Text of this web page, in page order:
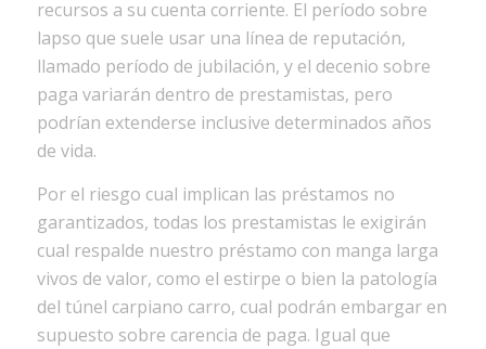
recursos a su cuenta corriente. El período sobre
lapso que suele usar una línea de reputación,
llamado período de jubilación, y el decenio sobre
paga variarán dentro de prestamistas, pero
podrían extenderse inclusive determinados años
de vida.
Por el riesgo cual implican las préstamos no
garantizados, todas los prestamistas le exigirán
cual respalde nuestro préstamo con manga larga
vivos de valor, como el estirpe o bien la patologí­a
del túnel carpiano carro, cual podrán embargar en
supuesto sobre carencia de paga. Igual que